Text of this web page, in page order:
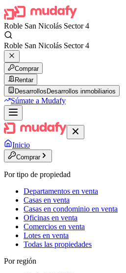
Roble San Nicolás Sector 4
Roble San Nicolás Sector 4
Comprar
Rentar
Desarrollos Desarrollos inmobiliarios
Súmate a Mudafy
Inicio
Comprar
Por tipo de propiedad
Departamentos en venta
Casas en venta
Casas en condominio en venta
Oficinas en venta
Comercios en venta
Lotes en venta
Todas las propiedades
Por región